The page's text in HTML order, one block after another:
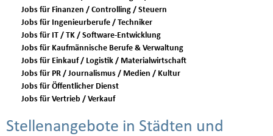
Jobs für Finanzen / Controlling / Steuern
Jobs für Ingenieurberufe / Techniker
Jobs für IT / TK / Software-Entwicklung
Jobs für Kaufmännische Berufe & Verwaltung
Jobs für Einkauf / Logistik / Materialwirtschaft
Jobs für PR / Journalismus / Medien / Kultur
Jobs für Öffentlicher Dienst
Jobs für Vertrieb / Verkauf
Stellenangebote in Städten und